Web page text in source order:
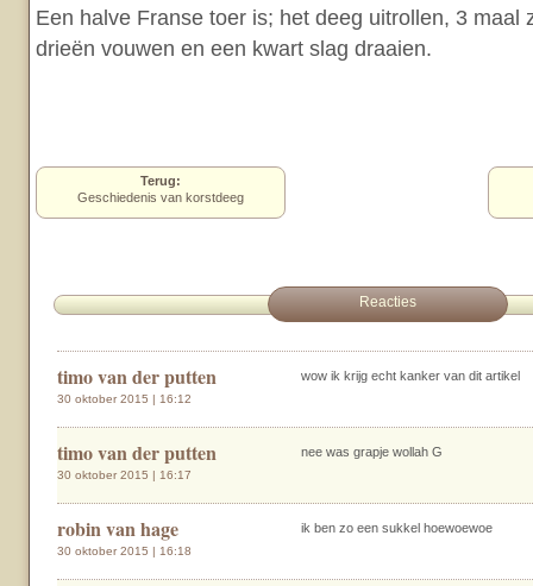
Een halve Franse toer is; het deeg uitrollen, 3 maal
drieën vouwen en een kwart slag draaien.
Terug:
Geschiedenis van korstdeeg
Reacties
timo van der putten
30 oktober 2015 | 16:12
wow ik krijg echt kanker van dit artikel
timo van der putten
30 oktober 2015 | 16:17
nee was grapje wollah G
robin van hage
30 oktober 2015 | 16:18
ik ben zo een sukkel hoewoewoe